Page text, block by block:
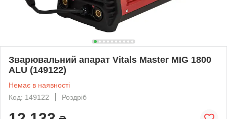
Зварювальний апарат Vitals Master MIG 1800
ALU (149122)
Немає в наявності
Код: 149122
Роздріб